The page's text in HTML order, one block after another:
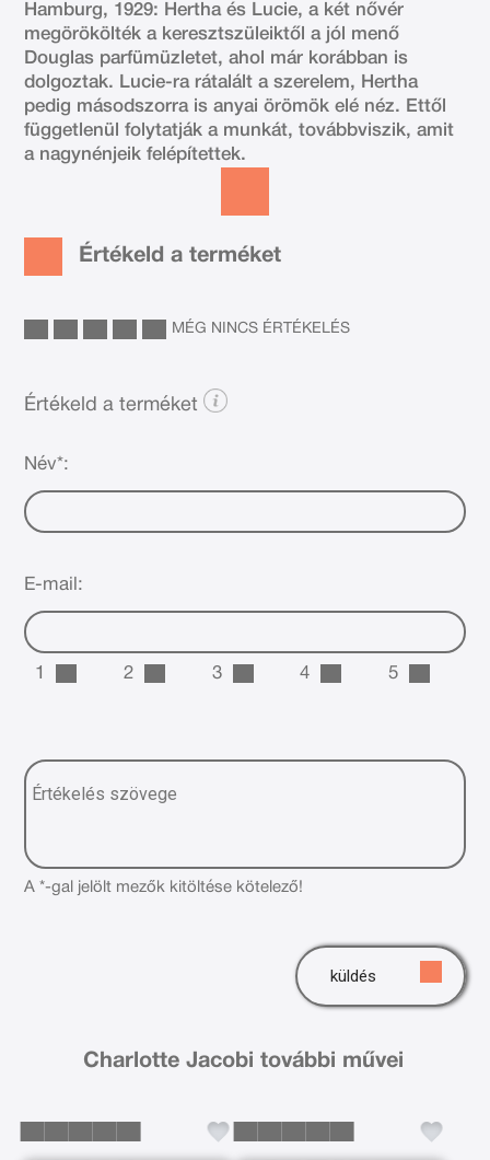
Hamburg, 1929: Hertha és Lucie, a két nővér
megörökölték a keresztszüleiktől a jól menő
Douglas parfümüzletet, ahol már korábban is
dolgoztak. Lucie-ra rátalált a szerelem, Hertha
pedig másodszorra is anyai örömök elé néz. Ettől
függetlenül folytatják a munkát, továbbviszik, amit
a nagynénjeik felépítettek.
Értékeld a terméket
MÉG NINCS ÉRTÉKELÉS
Értékeld a terméket
Név*:
E-mail:
1 2 3 4 5
A *-gal jelölt mezők kitöltése kötelező!
küldés
Charlotte Jacobi további művei